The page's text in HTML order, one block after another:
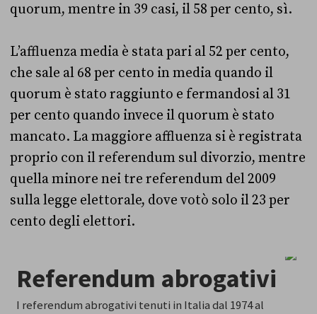
quorum, mentre in 39 casi, il 58 per cento, sì.
L’affluenza media è stata pari al 52 per cento,
che sale al 68 per cento in media quando il
quorum è stato raggiunto e fermandosi al 31
per cento quando invece il quorum è stato
mancato. La maggiore affluenza si è registrata
proprio con il referendum sul divorzio, mentre
quella minore nei tre referendum del 2009
sulla legge elettorale, dove votò solo il 23 per
cento degli elettori.